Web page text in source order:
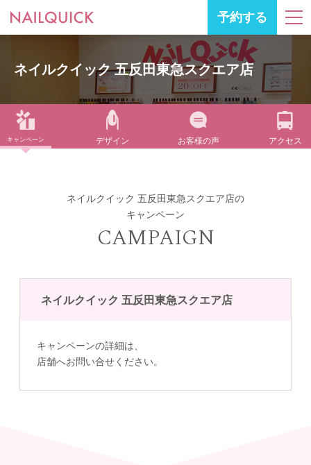
予約する
ネイルクイック 五反田東急スクエア店
キャンペーン デザイン お客様の声 アクセス
ネイルクイック 五反田東急スクエア店の
キャンペーン
CAMPAIGN
ネイルクイック 五反田東急スクエア店
キャンペーンの詳細は、
店舗へお問い合せください。